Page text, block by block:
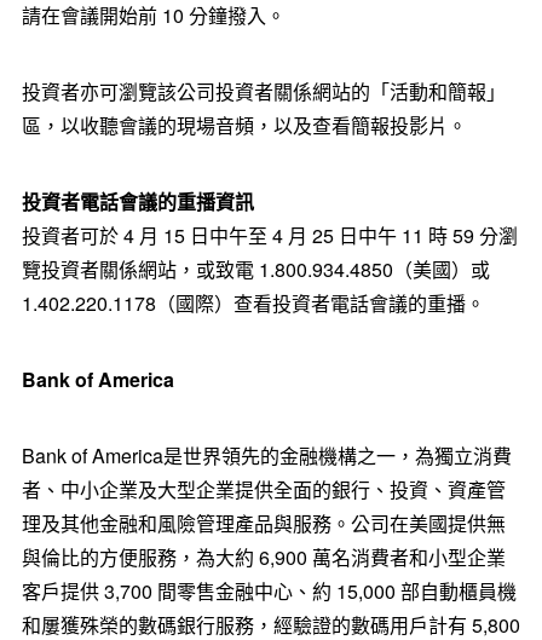
請在會議開始前 10 分鐘撥入。
投資者亦可瀏覽該公司投資者關係網站的「活動和簡報」
區，以收聽會議的現場音頻，以及查看簡報投影片。
投資者電話會議的重播資訊
投資者可於 4 月 15 日中午至 4 月 25 日中午 11 時 59 分瀏
覽投資者關係網站，或致電 1.800.934.4850（美國）或
1.402.220.1178（國際）查看投資者電話會議的重播。
Bank of America
Bank of America是世界領先的金融機構之一，為獨立消費
者、中小企業及大型企業提供全面的銀行、投資、資產管
理及其他金融和風險管理產品與服務。公司在美國提供無
與倫比的方便服務，為大約 6,900 萬名消費者和小型企業
客戶提供 3,700 間零售金融中心、約 15,000 部自動櫃員機
和屢獲殊榮的數碼銀行服務，經驗證的數碼用戶計有 5,800